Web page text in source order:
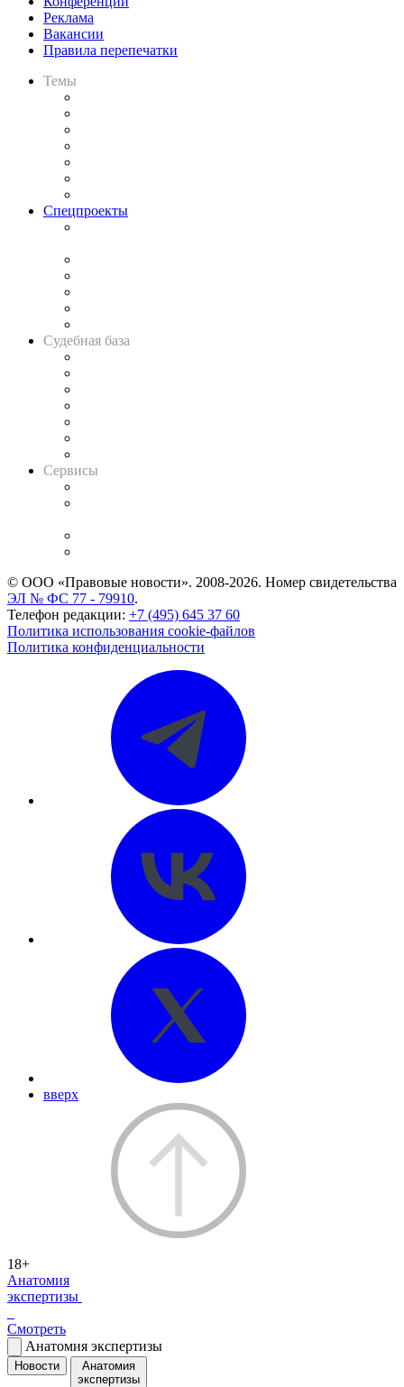
Реклама
Вакансии
Правила перепечатки
Темы
Спецпроекты
Судебная база
Сервисы
© ООО «Правовые новости». 2008-2026. Номер свидетельства
ЭЛ № ФС 77 - 79910.
Телефон редакции: +7 (495) 645 37 60
Политика использования cookie-файлов
Политика конфиденциальности
вверх
18+
Анатомия
экспертизы
Смотреть
Анатомия экспертизы
Новости
Анатомия
экспертизы